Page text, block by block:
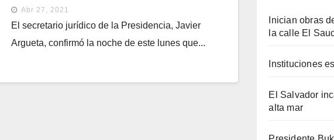
paísAbr 27, 2021
El secretario jurídico de la Presidencia, Javier
Argueta, confirmó la noche de este lunes que...
Inician obras
la calle El
Instituciones
El Salvador
alta mar